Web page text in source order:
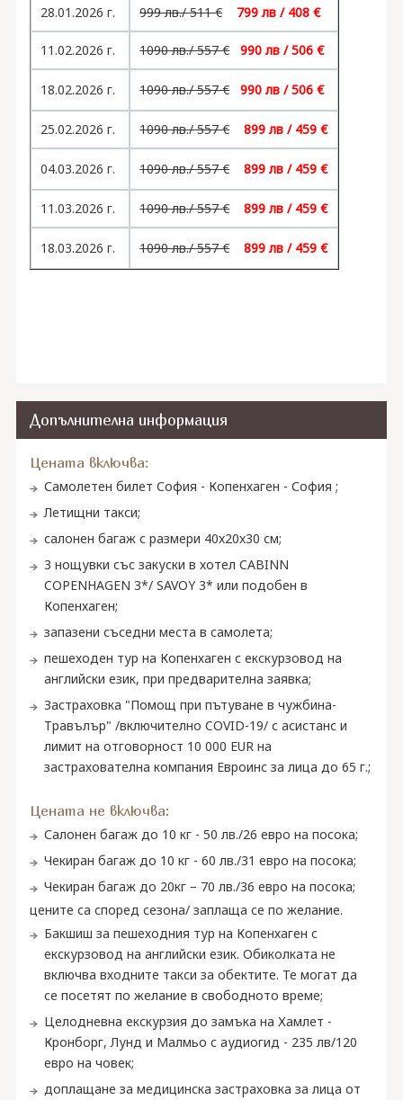
28.01.2026 г. 999 лв./ 511 € 799 лв / 408 €
11.02.2026 г. 1090 лв./ 557 € 990 лв / 506 €
18.02.2026 г. 1090 лв./ 557 € 990 лв / 506 €
25.02.2026 г. 1090 лв./ 557 € 899 лв/ 459 €
04.03.2026 г. 1090 лв./ 557 € 899 лв/ 459 €
11.03.2026 г. 1090 лв./ 557 € 899 лв/ 459 €
18.03.2026 г. 1090 лв./ 557 € 899 лв/ 459 €
Допълнителна информация
Цената включва:
Самолетен билет София - Копенхаген - София ;
Летищни такси;
салонен багаж с размери 40x20x30 см;
3 нощувки със закуски в хотел CABINN
COPENHAGEN 3*/ SAVOY 3* или подобен в
Копенхаген;
запазени съседни места в самолета;
пешеходен тур на Копенхаген с екскурзовод на
английски език, при предварителна заявка;
Застраховка "Помощ при пътуване в чужбина-
Травълър" /включително COVID-19/ с асистанс и
лимит на отговорност 10 000 EUR на
застрахователна компания Евроинс за лица до 65 г.;
Цената не включва:
Салонен багаж до 10 кг - 50 лв./26 евро на посока;
Чекиран багаж до 10 кг - 60 лв./31 евро на посока;
Чекиран багаж до 20кг – 70 лв./36 евро на посока;
цените са според сезона/ заплаща се по желание.
Бакшиш за пешеходния тур на Копенхаген с
екскурзовод на английски език. Обиколката не
включва входните такси за обектите. Те могат да
се посетят по желание в свободното време;
Целодневна екскурзия до замъка на Хамлет -
Кронборг, Лунд и Малмьо с аудиогид - 235 лв/120
евро на човек;
доплащане за медицинска застраховка за лица от